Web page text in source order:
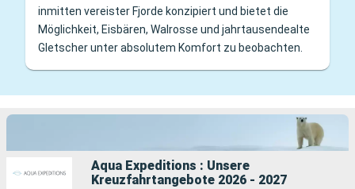
inmitten vereister Fjorde konzipiert und bietet die
Möglichkeit, Eisbären, Walrosse und jahrtausendealte
Gletscher unter absolutem Komfort zu beobachten.
Aqua Expeditions : Unsere
Kreuzfahrtangebote 2026 - 2027